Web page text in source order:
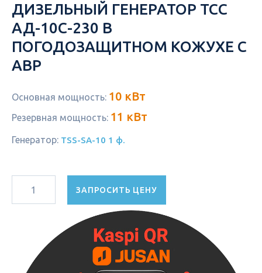
ДИЗЕЛЬНЫЙ ГЕНЕРАТОР ТСС
АД-10С-230 В
ПОГОДОЗАЩИТНОМ КОЖУХЕ С
АВР
Основная мощность: 10 кВт
Резервная мощность: 11 кВт
Генератор: TSS-SA-10 1 ф.
ЗАПРОСИТЬ ЦЕНУ